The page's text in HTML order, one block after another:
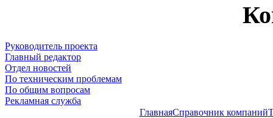
Руководитель проекта
Главный редактор
Отдел новостей
По техническим проблемам
По общим вопросам
Рекламная служба
ГлавнаяСправочник компаний